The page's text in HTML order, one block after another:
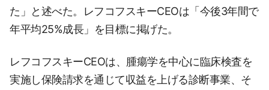
た」と述べた。レフコフスキーCEOは「今後3年間で
年平均25%成長」を目標に掲げた。
レフコフスキーCEOは、腫瘍学を中心に臨床検査を
実施し保険請求を通じて収益を上げる診断事業、そ